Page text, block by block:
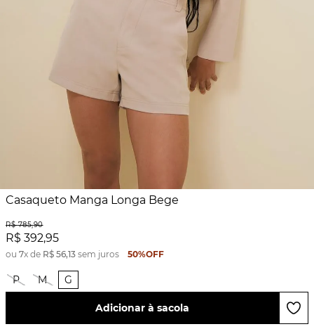
Casaqueto Manga Longa Bege
R$ 785,90
R$ 392,95
ou 7x de R$ 56,13 sem juros 50%OFF
P M G
Adicionar à sacola